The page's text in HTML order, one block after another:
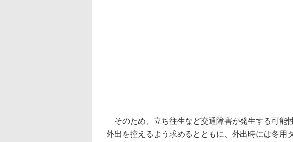
そのため、立ち往生など交通障害が発生する可能
外出を控えるよう求めるとともに、外出時には冬用